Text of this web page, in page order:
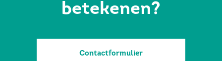
betekenen?
Contactformulier